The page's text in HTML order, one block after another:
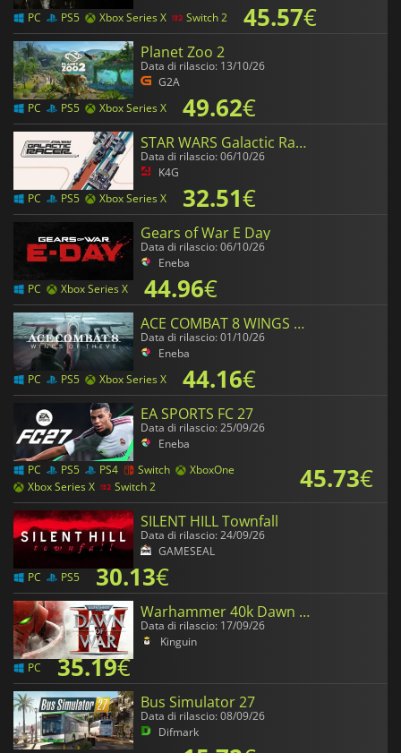
PC
PS5 Xbox Series X Switch 2 45.57€
Planet Zoo 2
Data di rilascio: 13/10/26
G2A
PC
PS5 Xbox Series X 49.62€
STAR WARS Galactic Racer
Data di rilascio: 06/10/26
K4G
PC
PS5 Xbox Series X 32.51€
Gears of War E Day
Data di rilascio: 06/10/26
Eneba
PC
Xbox Series X 44.96€
ACE COMBAT 8 WINGS OF THEVE
Data di rilascio: 01/10/26
Eneba
PC
PS5 Xbox Series X 44.16€
EA SPORTS FC 27
Data di rilascio: 25/09/26
Eneba
PC
PS5 PS4 Switch
XboxOne
Xbox Series X
Switch 2 45.73€
SILENT HILL Townfall
Data di rilascio: 24/09/26
GAMESEAL
PC
PS5 30.13€
Warhammer 40k Dawn of War 4
Data di rilascio: 17/09/26
Kinguin
PC
35.19€
Bus Simulator 27
Data di rilascio: 08/09/26
Difmark